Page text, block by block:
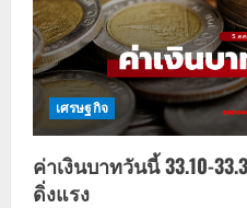
t
i
o
n
เศรษฐกิจ
ค่าเงินบาทวันนี้ 33.10-
ดิ่งแรง